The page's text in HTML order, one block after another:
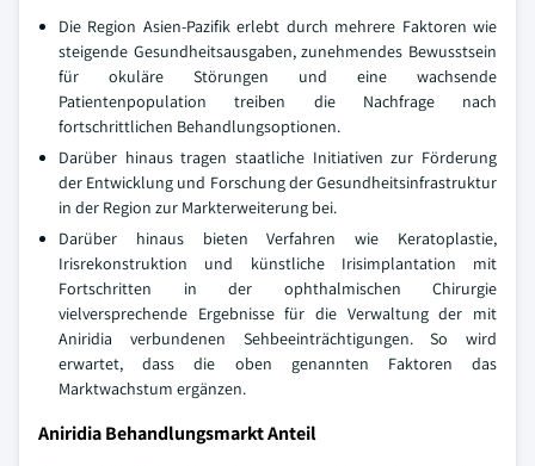
Die Region Asien-Pazifik erlebt durch mehrere Faktoren wie
steigende Gesundheitsausgaben, zunehmendes Bewusstsein
für okuläre Störungen und eine wachsende
Patientenpopulation treiben die Nachfrage nach
fortschrittlichen Behandlungsoptionen.
Darüber hinaus tragen staatliche Initiativen zur Förderung
der Entwicklung und Forschung der Gesundheitsinfrastruktur
in der Region zur Markterweiterung bei.
Darüber hinaus bieten Verfahren wie Keratoplastie,
Irisrekonstruktion und künstliche Irisimplantation mit
Fortschritten in der ophthalmischen Chirurgie
vielversprechende Ergebnisse für die Verwaltung der mit
Aniridia verbundenen Sehbeeinträchtigungen. So wird
erwartet, dass die oben genannten Faktoren das
Marktwachstum ergänzen.
Aniridia Behandlungsmarkt Anteil